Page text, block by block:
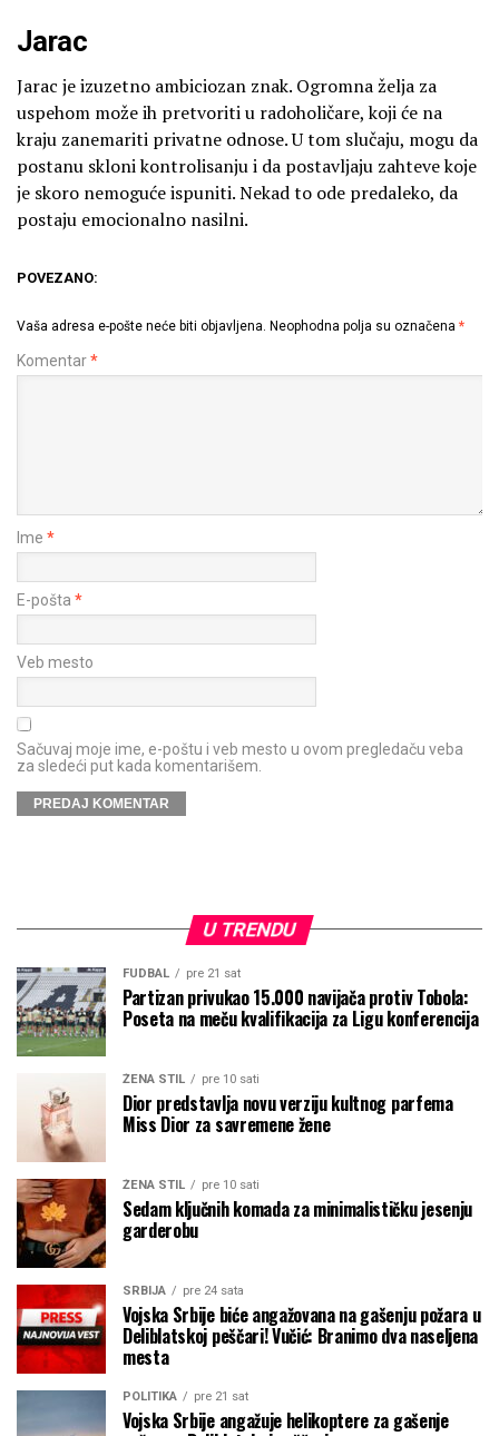
Jarac
Jarac je izuzetno ambiciozan znak. Ogromna želja za
uspehom može ih pretvoriti u radoholičare, koji će na
kraju zanemariti privatne odnose. U tom slučaju, mogu da
postanu skloni kontrolisanju i da postavljaju zahteve koje
je skoro nemoguće ispuniti. Nekad to ode predaleko, da
postaju emocionalno nasilni.
POVEZANO:
Vaša adresa e-pošte neće biti objavljena. Neophodna polja su označena *
Komentar*
Ime *
E-pošta *
Veb mesto
Sačuvaj moje ime, e-poštu i veb mesto u ovom pregledaču veba
za sledeći put kada komentarišem.
U TRENDU
FUDBAL pre 21 sat
Partizan privukao 15.000 navijača protiv Tobola:
Poseta na meču kvalifikacija za Ligu konferencija
ŽENA STIL pre 10 sati
Dior predstavlja novu verziju kultnog parfema
Miss Dior za savremene žene
ŽENA STIL pre 10 sati
Sedam ključnih komada za minimalističku jesenju
garderobu
SRBIJA pre 24 sata
Vojska Srbije biće angažovana na gašenju požara u
Deliblatskoj peščari! Vučić: Branimo dva naseljena
mesta
POLITIKA pre 21 sat
Vojska Srbije angažuje helikoptere za gašenje